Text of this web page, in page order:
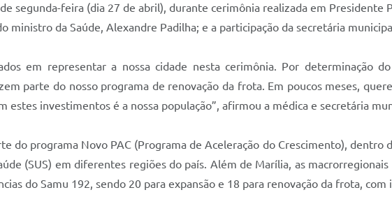
segunda-feira (dia 27 de abril), durante cerimônia realizada em Presidente
ministro da Saúde, Alexandre Padilha; e a participação da secretária
em representar a nossa cidade nesta cerimônia. Por determinação
parte do nosso programa de renovação da frota. Em poucos meses,
estes investimentos é a nossa população”, afirmou a médica e secretária
do programa Novo PAC (Programa de Aceleração do Crescimento),
(SUS) em diferentes regiões do país. Além de Marília, as
do Samu 192, sendo 20 para expansão e 18 para renovação da frota,